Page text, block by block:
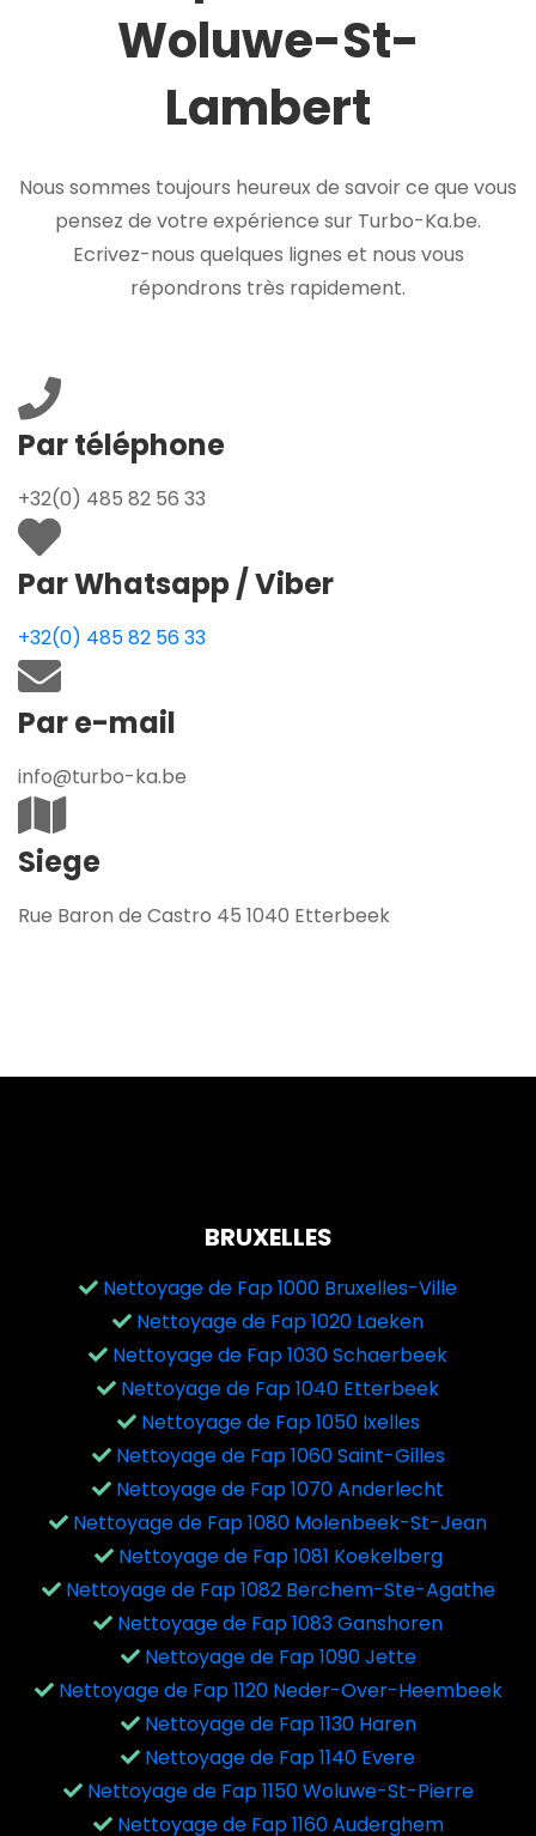
Woluwe-St-
Lambert
Nous sommes toujours heureux de savoir ce que vous
pensez de votre expérience sur Turbo-Ka.be.
Ecrivez-nous quelques lignes et nous vous
répondrons très rapidement.
Par téléphone
+32(0) 485 82 56 33
Par Whatsapp / Viber
+32(0) 485 82 56 33
Par e-mail
info@turbo-ka.be
Siege
Rue Baron de Castro 45 1040 Etterbeek
BRUXELLES
Nettoyage de Fap 1000 Bruxelles-Ville
Nettoyage de Fap 1020 Laeken
Nettoyage de Fap 1030 Schaerbeek
Nettoyage de Fap 1040 Etterbeek
Nettoyage de Fap 1050 Ixelles
Nettoyage de Fap 1060 Saint-Gilles
Nettoyage de Fap 1070 Anderlecht
Nettoyage de Fap 1080 Molenbeek-St-Jean
Nettoyage de Fap 1081 Koekelberg
Nettoyage de Fap 1082 Berchem-Ste-Agathe
Nettoyage de Fap 1083 Ganshoren
Nettoyage de Fap 1090 Jette
Nettoyage de Fap 1120 Neder-Over-Heembeek
Nettoyage de Fap 1130 Haren
Nettoyage de Fap 1140 Evere
Nettoyage de Fap 1150 Woluwe-St-Pierre
Nettoyage de Fap 1160 Auderghem